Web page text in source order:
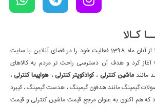
کـالا
فروشگاه اینترنتی پرشیاکالا از آبان ماه 1398 فعالیت خود را در فضای آنلاین با سایت
www.pershiakala.com آغاز کرد و هدف آن دسترسی راحت تر مردم به کالاهای
مانندماشین کنترلی ،کوادکوپتر کنترلی ، هواپیما کنترلی،
گیمینگ مانند هدفون گیمینگ ، هدست گیمینگ ، کیبرد
هم اکنون به عنوان مرجع قیمت ماشین کنترلی و قیمت